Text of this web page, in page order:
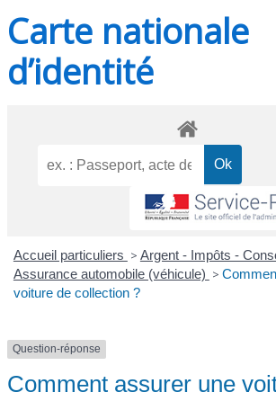
Carte nationale
d’identité
Accueil particuliers > Argent - Impôts -
Assurance automobile (véhicule) >
voiture de collection ?
Question-réponse
Comment assurer une